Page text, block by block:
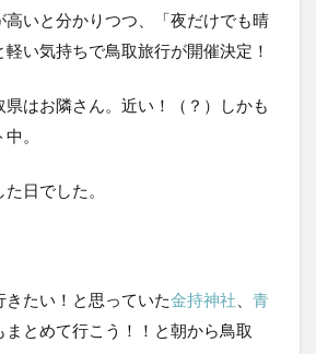
高いと分かりつつ、「夜だけでも晴
い気持ちで鳥取旅行が開催決定！
はお隣さん。近い！（？）しかも
。
日でした。
きたい！と思っていた金持神社
青
まとめて行こう！！と朝から鳥取